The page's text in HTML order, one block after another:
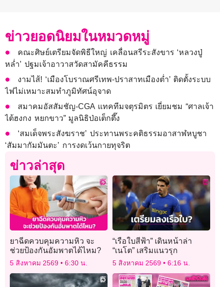
ข่าวยอดนิยมในหมวดหมู่
คณะศิษย์เตรียมจัดพิธีใหญ่ เคลื่อนสรีระสังขาร ‘หลวงปู่
หล่ำ’ ปฐมเจ้าอาวาสวัดสามัคคีธรรม
งามไส้! ‘เมืองโบราณศรีเทพ-ปราสาทเมืองต่ำ’ ติดตั้งระบบ
ไฟไม่เหมาะสมทำภูมิทัศน์อุจาด
สมาคมอัสสัมชัญ-CGA แทคทีมจตุรมิตร เยี่ยมชม “ศาลเจ้า
ไต้ฮงกง หยกขาว” มูลนิธิป่อเต็กตึ๊ง
‘สมเด็จพระสังฆราช’ ประทานพระคติธรรมอาสาฬหบูชา
‘สัมมากัมมันตะ’ การงดเว้นกายทุจริต
ข่าวล่าสุด
ยาฉีดควบคุมความหิว จะ
ช่วยป้องกันอัมพาตได้ไหม?
5 สิงหาคม 2569 6:30 น.
“เรือใบสีฟ้า” เดินหน้าล่า
“เนโต” เสริมแนวรุก
5 สิงหาคม 2569 6:16 น.